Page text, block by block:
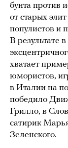
бунта против
от старых
популистов и
В результате
хватает
юмористов,
в Италии на
победило
Грилло, в
сатирик
Зеленского.